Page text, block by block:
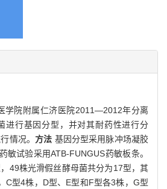
学院附属仁济医院2011—2012年分离
进行基因分型，并对其耐药性进行分
情况。 方法 基因分型采用脉冲场凝胶
敏试验采用ATB-FUNGUS药敏板条。
49株光滑假丝酵母菌共分为17型，其
C型4株，D型、E型和F型各3株，G型